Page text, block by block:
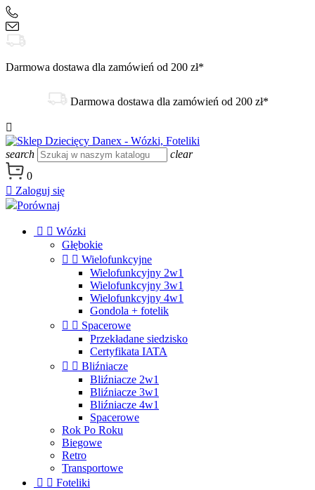
Darmowa dostawa dla zamówień od 200 zł*
Darmowa dostawa dla zamówień od 200 zł*

search
clear
0
 Zaloguj się
Porównaj
  Wózki
Głębokie
  Wielofunkcyjne
Wielofunkcyjny 2w1
Wielofunkcyjny 3w1
Wielofunkcyjny 4w1
Gondola + fotelik
  Spacerowe
Przekładane siedzisko
Certyfikata IATA
  Bliźniacze
Bliźniacze 2w1
Bliźniacze 3w1
Bliźniacze 4w1
Spacerowe
Rok Po Roku
Biegowe
Retro
Transportowe
  Foteliki